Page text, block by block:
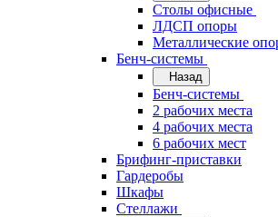
Cтолы офисные
ЛДСП опоры
Металлические
Бенч-системы
Назад
Бенч-системы
2 рабочих места
4 рабочих места
6 рабочих мест
Брифинг-приставки
Гардеробы
Шкафы
Стеллажи